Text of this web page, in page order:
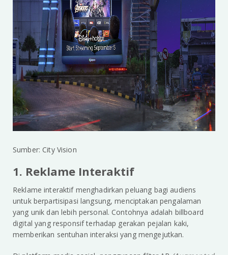
Sumber: City Vision
1. Reklame Interaktif
Reklame interaktif menghadirkan peluang bagi audiens
untuk berpartisipasi langsung, menciptakan pengalaman
yang unik dan lebih personal. Contohnya adalah billboard
digital yang responsif terhadap gerakan pejalan kaki,
memberikan sentuhan interaksi yang mengejutkan.